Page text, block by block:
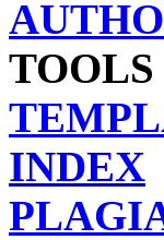
TOOLS
INDEX